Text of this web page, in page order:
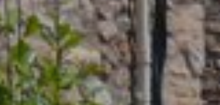
Modificar cookies